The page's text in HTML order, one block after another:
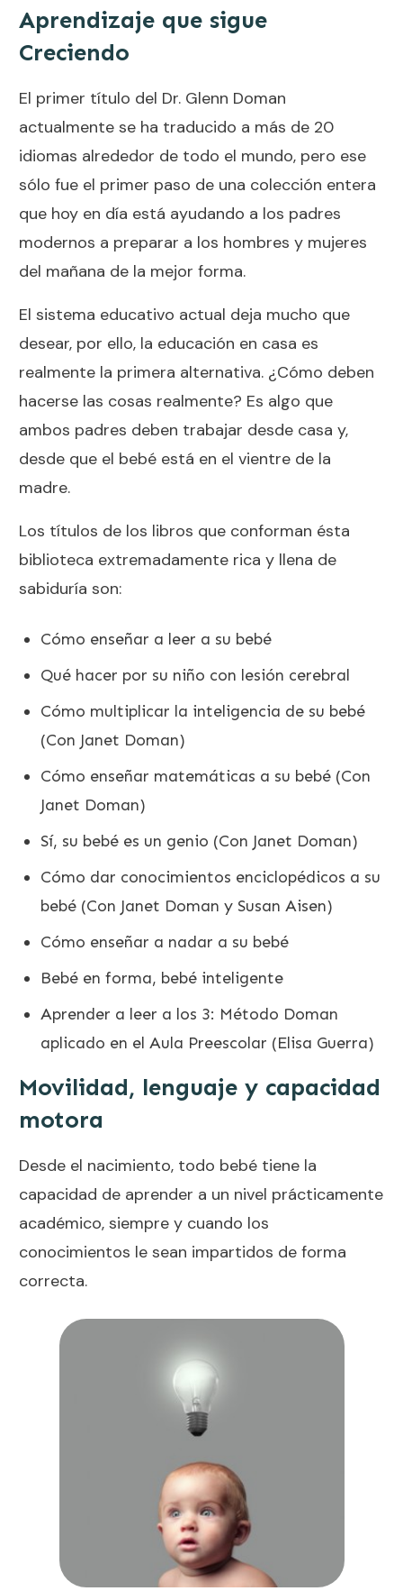
Aprendizaje que sigue
Creciendo
El primer título del Dr. Glenn Doman
actualmente se ha traducido a más de 20
idiomas alrededor de todo el mundo, pero ese
sólo fue el primer paso de una colección entera
que hoy en día está ayudando a los padres
modernos a preparar a los hombres y mujeres
del mañana de la mejor forma.
El sistema educativo actual deja mucho que
desear, por ello, la educación en casa es
realmente la primera alternativa. ¿Cómo deben
hacerse las cosas realmente? Es algo que
ambos padres deben trabajar desde casa y,
desde que el bebé está en el vientre de la
madre.
Los títulos de los libros que conforman ésta
biblioteca extremadamente rica y llena de
sabiduría son:
Cómo enseñar a leer a su bebé
Qué hacer por su niño con lesión cerebral
Cómo multiplicar la inteligencia de su bebé
(Con Janet Doman)
Cómo enseñar matemáticas a su bebé (Con
Janet Doman)
Sí, su bebé es un genio (Con Janet Doman)
Cómo dar conocimientos enciclopédicos a su
bebé (Con Janet Doman y Susan Aisen)
Cómo enseñar a nadar a su bebé
Bebé en forma, bebé inteligente
Aprender a leer a los 3: Método Doman
aplicado en el Aula Preescolar (Elisa Guerra)
Movilidad, lenguaje y capacidad
motora
Desde el nacimiento, todo bebé tiene la
capacidad de aprender a un nivel prácticamente
académico, siempre y cuando los
conocimientos le sean impartidos de forma
correcta.